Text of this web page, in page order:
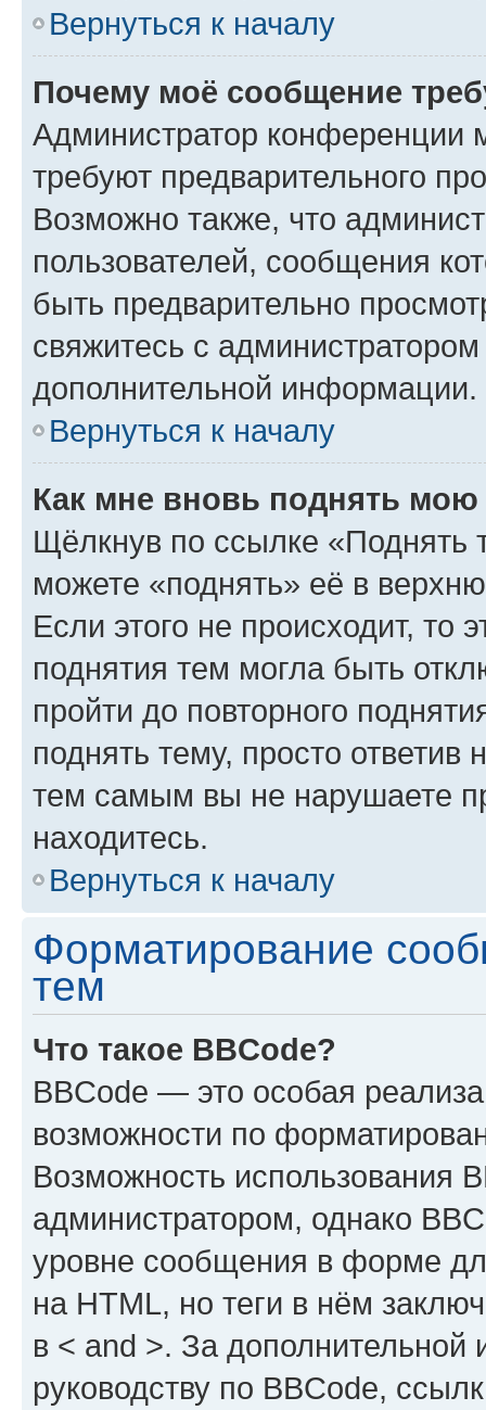
Вернуться к началу
Почему моё сообщение
Администратор конференции
требуют предварительного
Возможно также, что
пользователей, сообщения
быть предварительно
свяжитесь с
дополнительной информации.
Вернуться к началу
Как мне вновь поднять мою
Щёлкнув по ссылке «Поднять
можете «поднять» её в
Если этого не происходит, то
поднятия тем могла быть
пройти до повторного
поднять тему, просто ответив
тем самым вы не нарушаете
находитесь.
Вернуться к началу
Форматирование
тем
Что такое BBCode?
BBCode — это особая
возможности по
Возможность использования
администратором, однако
уровне сообщения в форме
на HTML, но теги в нём
в < and >. За
руководству по BBCode,